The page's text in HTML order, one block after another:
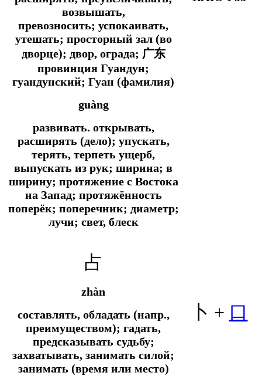
возвышать,
превозносить; успокаивать,
утешать; просторный зал (во
дворце); двор, ограда; 广东
провинция Гуандун;
гуандунский; Гуан (фамилия)
guàng
развивать. открывать,
расширять (дело); упускать,
терять, терпеть ущерб,
выпускать из рук; ширина; в
ширину; протяжение с Востока
на Запад; протяжённость
поперёк; поперечник; диаметр;
лучи; свет, блеск
占
zhàn
составлять, обладать (напр.,
преимуществом); гадать,
предсказывать судьбу;
захватывать, занимать силой;
занимать (время или место)
卜 + 口